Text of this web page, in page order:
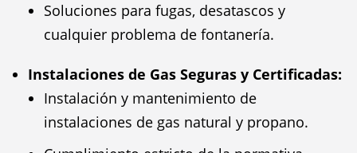
Soluciones para fugas, desatascos y
cualquier problema de fontanería.
Instalaciones de Gas Seguras y Certificadas:
Instalación y mantenimiento de
instalaciones de gas natural y propano.